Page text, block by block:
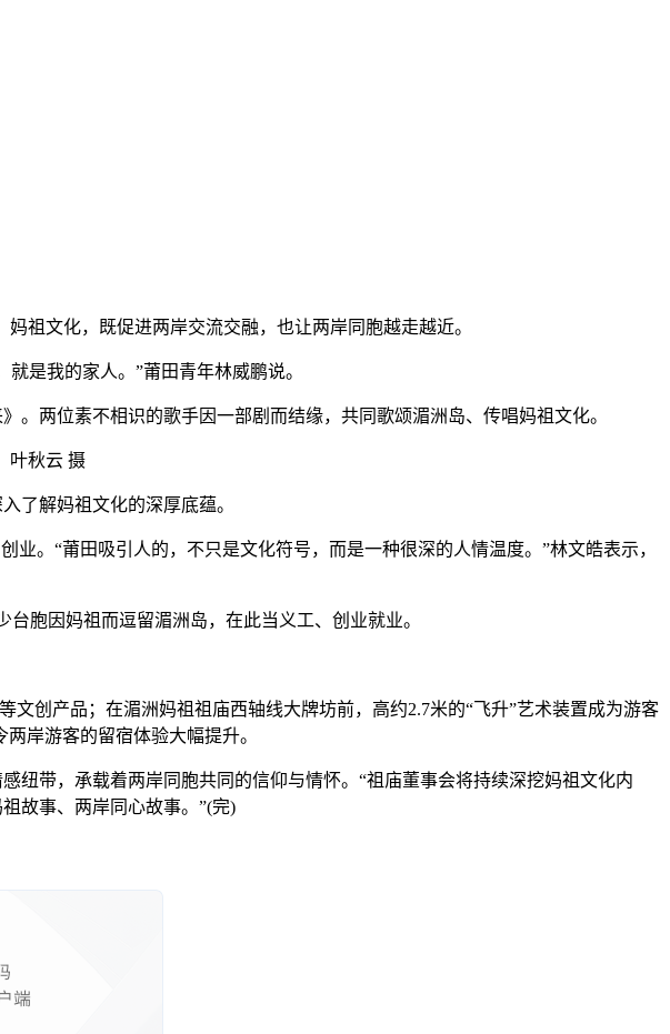
祖文化，既促进两岸交流交融，也让两岸同胞越走越近。
是我的家人。”莆田青年林威鹏说。
两位素不相识的歌手因一部剧而结缘，共同歌颂湄洲岛、传唱妈祖文化。
叶秋云 摄
了解妈祖文化的深厚底蕴。
。“莆田吸引人的，不只是文化符号，而是一种很深的人情温度。”林文皓表示，
胞因妈祖而逗留湄洲岛，在此当义工、创业就业。
创产品；在湄洲妈祖祖庙西轴线大牌坊前，高约2.7米的“飞升”艺术装置成为游客
岸游客的留宿体验大幅提升。
纽带，承载着两岸同胞共同的信仰与情怀。“祖庙董事会将持续深挖妈祖文化内
故事、两岸同心故事。”(完)